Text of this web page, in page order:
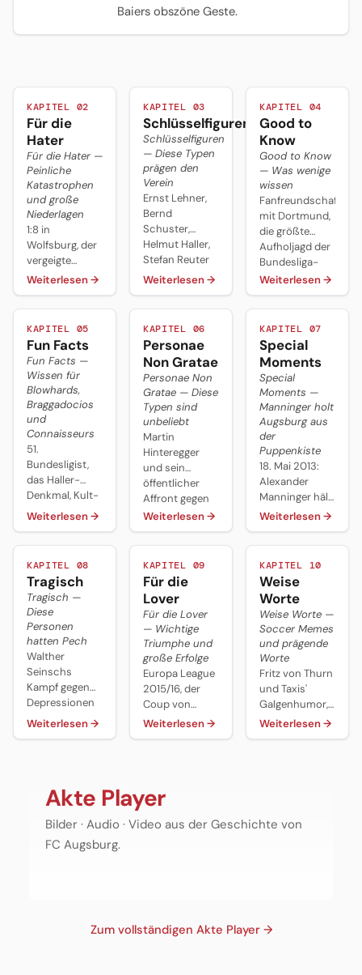
Baiers obszöne Geste.
KAPITEL 02
Für die
Hater
Für die Hater —
Peinliche
Katastrophen
und große
Niederlagen
1:8 in
Wolfsburg, der
vergeigte
Aufstieg 2005,
gegen
und eine
Saison voller
Negativ-
Rekorde
2018/19.
Weiterlesen→
KAPITEL 03
Schlüsselfiguren
Schlüsselfiguren
— Diese Typen
prägen den
Verein
Ernst Lehner,
Bernd
Schuster,
Helmut Haller,
Stefan Reuter
und Markus
die den FC
Augsburg
geformt haben.
Weiterlesen→
KAPITEL 04
Good to
Know
Good to Know
— Was wenige
wissen
Fanfreundschaften
mit Dortmund,
die größte
Aufholjagd der
Bundesliga-
Geschichte,
geglücktes
Mäzenatentum
— und der
kleinste Etat
der Liga.
Weiterlesen→
KAPITEL 05
Fun Facts
Fun Facts —
Wissen für
Blowhards,
Braggadocios
und
Connaisseurs
51.
Bundesligist,
das Haller-
Denkmal, Kult-
Stürmer
laufenden Band
und die
Kooperation
mit der
Augsburger
Puppenkiste.
Weiterlesen→
KAPITEL 06
Personae
Non Gratae
Personae Non
Gratae — Diese
Typen sind
unbeliebt
Martin
Hinteregger
und sein
öffentlicher
Affront gegen
Trainer Baum,
Jens
Lehmanns 71-
Tage-Episode
und Ralph
Hasenhüttls
Wortgefecht
mit Daniel
Baier.
Weiterlesen→
KAPITEL 07
Special
Moments
Special
Moments —
Manninger holt
Augsburg aus
der
Puppenkiste
18. Mai 2013:
Alexander
Manninger hält
den Elfmeter,
trifft per
Buffon schickt
eine SMS —
und die
Puppen tanzen
weiter durch
die Bundesliga.
Weiterlesen→
KAPITEL 08
Tragisch
Tragisch —
Diese
Personen
hatten Pech
Walther
Seinschs
Kampf gegen
Depressionen
und Helmut
Schicksale
rund um den
FC Augsburg.
Weiterlesen→
KAPITEL 09
Für die
Lover
Für die Lover
— Wichtige
Triumphe und
große Erfolge
Europa League
2015/16, der
Coup von
Dortmund, zwei
Held wider
Weiterlesen→
KAPITEL 10
Weise
Worte
Weise Worte —
Soccer Memes
und prägende
Worte
Fritz von Thurn
und Taxis'
Galgenhumor,
Gregoritschs
Haller-
Weiterlesen→
Akte Player
Bilder · Audio · Video aus der Geschichte von
FC Augsburg.
Zum vollständigen Akte Player →